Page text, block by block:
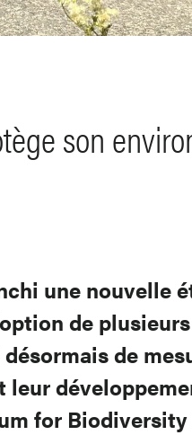
son
une nouvelle
de
de
for Biodiversity